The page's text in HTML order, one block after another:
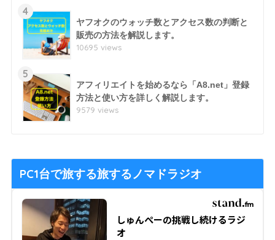
4
ヤフオクのウォッチ数とアクセス数の判断と
販売の方法を解説します。
10695 views
5
アフィリエイトを始めるなら「A8.net」登録
方法と使い方を詳しく解説します。
9579 views
PC1台で旅する旅するノマドラジオ